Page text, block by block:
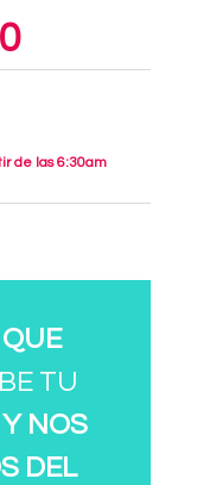
de las 6:30am
TU
Y NOS
DEL